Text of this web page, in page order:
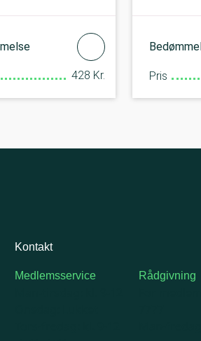
428 Kr. Pris
Kontakt
Medlemsservice Rådgivning